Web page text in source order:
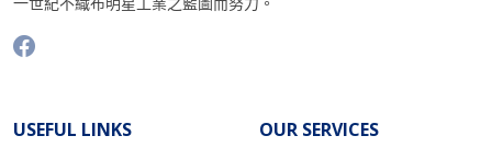
一世紀不織布明星工業之藍圖而努力。
USEFUL LINKS OUR SERVICES